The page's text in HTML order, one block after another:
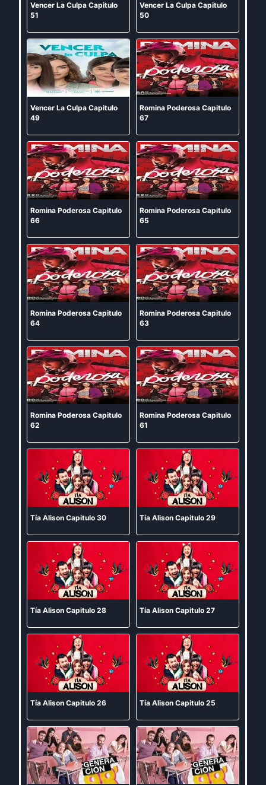
Vencer La Culpa Capitulo
51
Vencer La Culpa Capitulo
50
Vencer La Culpa Capitulo
49
Romina Poderosa Capitulo
67
Romina Poderosa Capitulo
66
Romina Poderosa Capitulo
65
Romina Poderosa Capitulo
64
Romina Poderosa Capitulo
63
Romina Poderosa Capitulo
62
Romina Poderosa Capitulo
61
Tía Alison Capitulo 30 Tía Alison Capitulo 29
Tía Alison Capitulo 28 Tía Alison Capitulo 27
Tía Alison Capitulo 26 Tía Alison Capitulo 25